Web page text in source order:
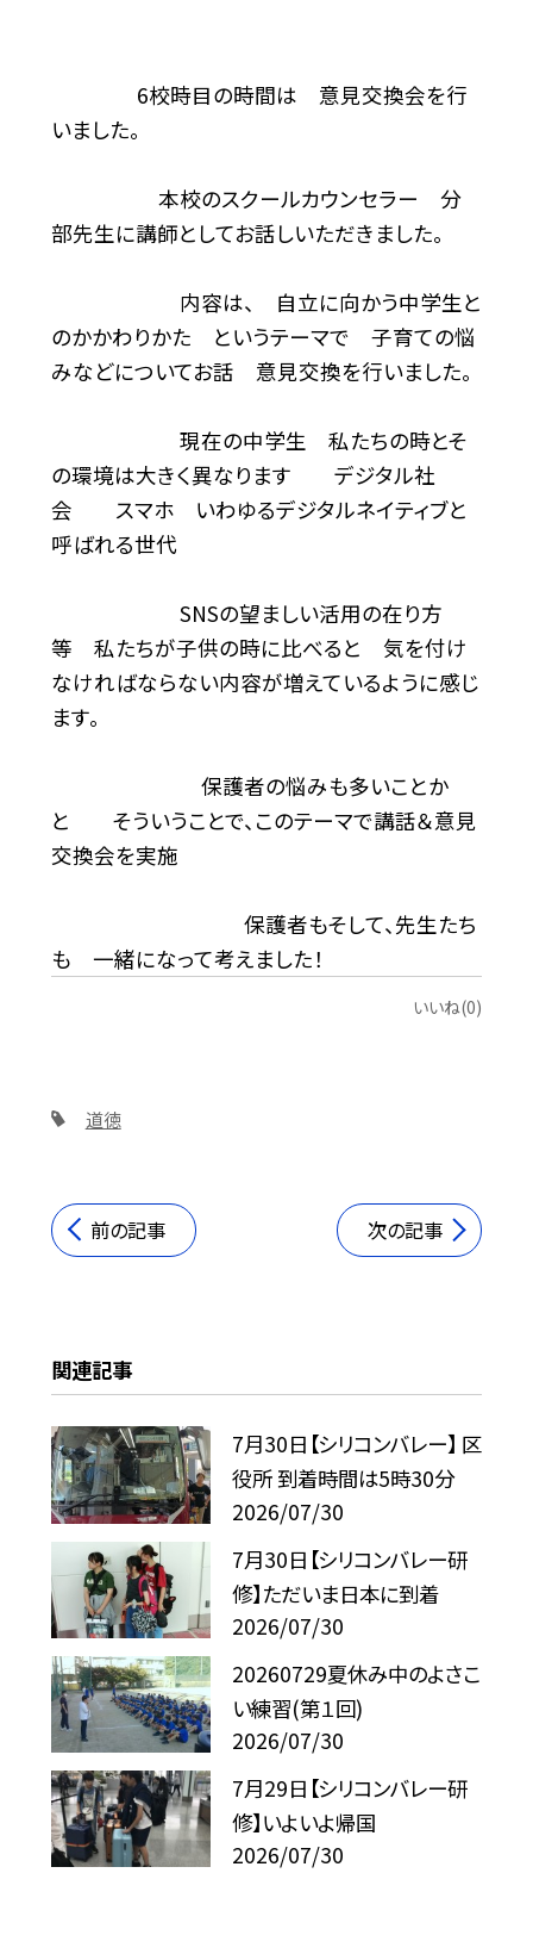
6校時目の時間は 意見交換会を行
いました。
本校のスクールカウンセラー 分
部先生に講師としてお話しいただきました。
内容は、 自立に向かう中学生と
のかかわりかた というテーマで 子育ての悩
みなどについてお話 意見交換を行いました。
現在の中学生 私たちの時とそ
の環境は大きく異なります デジタル社
会 スマホ いわゆるデジタルネイティブと
呼ばれる世代
SNSの望ましい活用の在り方
等 私たちが子供の時に比べると 気を付け
なければならない内容が増えているように感じ
ます。
保護者の悩みも多いことか
と そういうことで、このテーマで講話＆意見
交換会を実施
保護者もそして、先生たち
も 一緒になって考えました！
いいね(0)
道徳
前の記事 次の記事
関連記事
7月30日【シリコンバレー】 区
役所 到着時間は5時30分
2026/07/30
7月30日【シリコンバレー研
修】ただいま日本に到着
2026/07/30
20260729夏休み中のよさこ
い練習(第１回)
2026/07/30
7月29日【シリコンバレー研
修】いよいよ帰国
2026/07/30